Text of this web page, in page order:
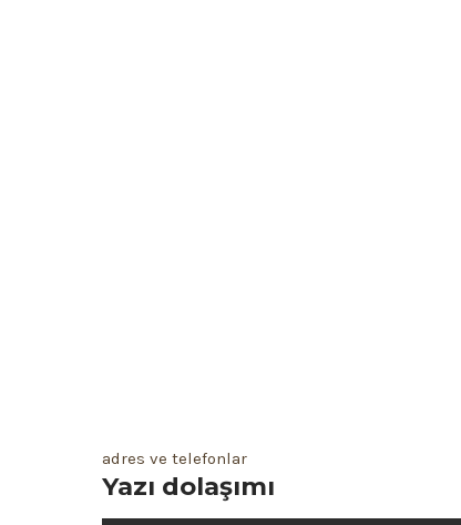
adres ve telefonlar
Yazı dolaşımı